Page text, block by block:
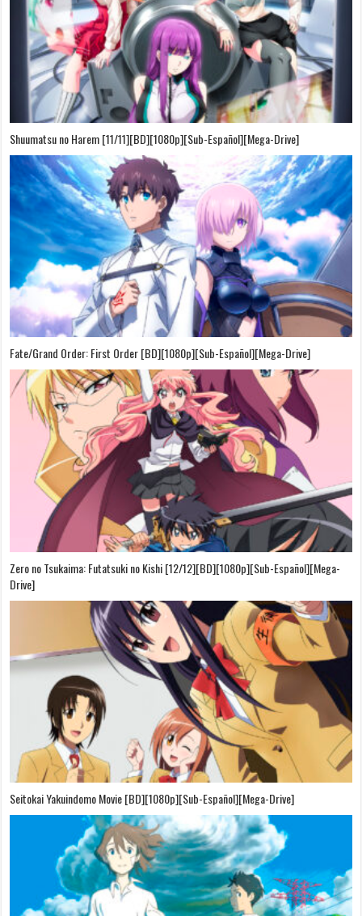
Shuumatsu no Harem [11/11][BD][1080p][Sub-Español][Mega-Drive]
Fate/Grand Order: First Order [BD][1080p][Sub-Español][Mega-Drive]
Zero no Tsukaima: Futatsuki no Kishi [12/12][BD][1080p][Sub-Español][Mega-
Drive]
Seitokai Yakuindomo Movie [BD][1080p][Sub-Español][Mega-Drive]